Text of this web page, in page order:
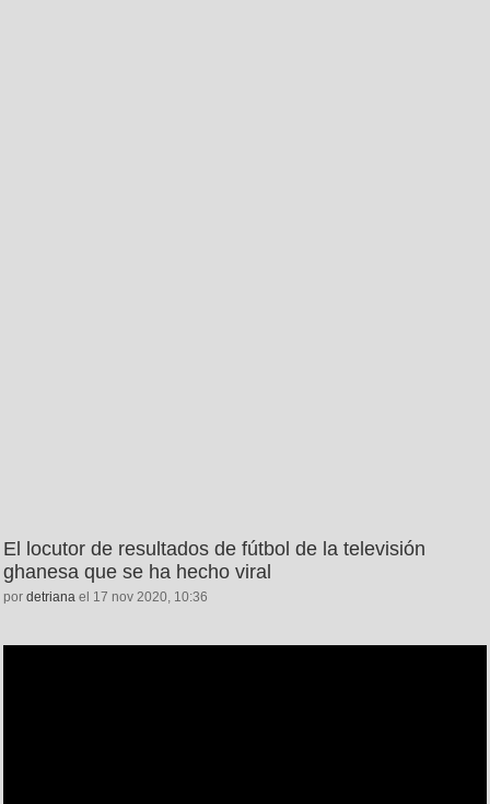
El locutor de resultados de fútbol de la televisión
ghanesa que se ha hecho viral
por detriana el 17 nov 2020, 10:36